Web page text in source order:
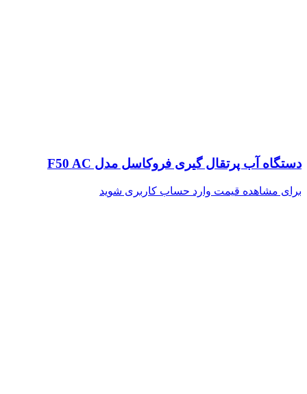
دستگاه آب پرتقال گیری فروکاسل مدل F50 AC
برای مشاهده قیمت وارد حساب کاربری شوید